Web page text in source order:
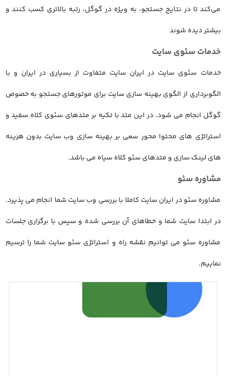
می‌کند تا در نتایج جستجو، به ویژه در گوگل، رتبه بالاتری کسب کنند و
بیشتر دیده شوند
خدمات سئوی سایت
خدمات سئوی سایت در ایران سایت متفاوت از بسیاری در ایران و با
الگوبرداری از الگوی بهینه سازی سایت برای موتورهای جستجو به خصوص
گوگل انجام می شود. در این متد با تکیه بر متدهای سئوی کلاه سفید و
استراتژی های محتوا محور سعی بر بهینه سازی وب سایت بدون هزینه
های لینک سازی و متدهای سئو کلاه سیاه می باشد.
مشاوره سئو
مشاوره سئو در ایران سایت کاملا با بررسی وب سایت شما انجام می پذیرد.
در ابتدا سایت شما و خطاهای آن بررسی شده و سپس با برگزاری جلسات
مشاوره سئو می توانیم نقشه راه و استراتژی سئو سایت شما را ترسیم
نماییم.